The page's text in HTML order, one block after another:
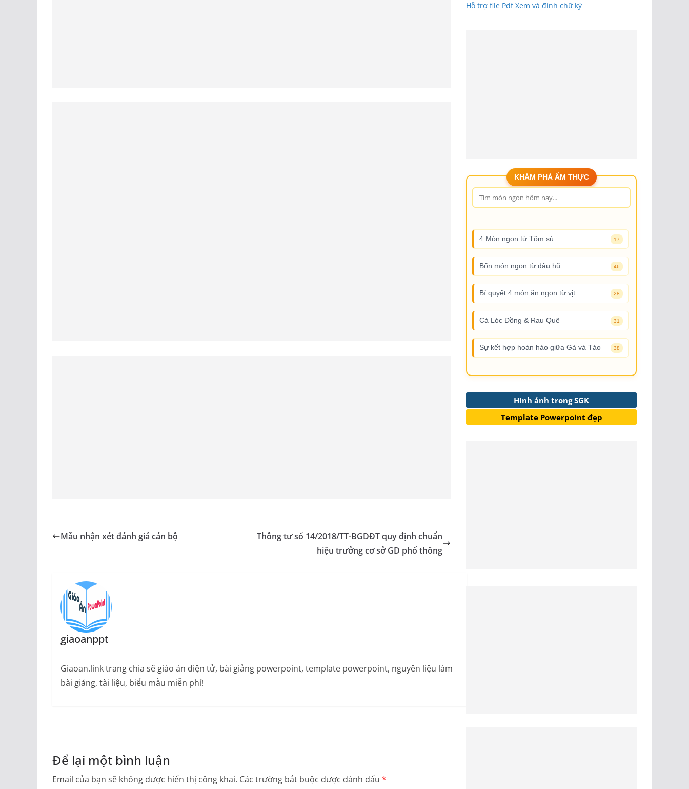
Mẫu nhận xét đánh giá cán bộ
Thông tư số 14/2018/TT-BGDĐT quy định chuẩn
hiệu trưởng cơ sở GD phổ thông
giaoanppt
Giaoan.link trang chia sẽ giáo án điện tử, bài giảng powerpoint, template powerpoint, nguyên liệu làm
bài giảng, tài liệu, biểu mẫu miễn phí!
Để lại một bình luận
Email của bạn sẽ không được hiển thị công khai. Các trường bắt buộc được đánh dấu *
Hỗ trợ file Pdf Xem và đính chữ ký
KHÁM PHÁ ẨM THỰC
4 Món ngon từ Tôm sú 17
Bốn món ngon từ đậu hũ 46
Bí quyết 4 món ăn ngon từ vịt 28
Cá Lóc Đồng & Rau Quê 31
Sự kết hợp hoàn hảo giữa Gà và Táo 38
Hình ảnh trong SGK
Template Powerpoint đẹp